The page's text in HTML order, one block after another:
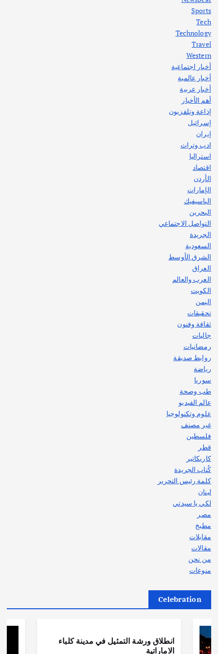
أهم الأخبار
اختتام ورشة السينوغرافيا في مدينة كلباء الاماراتية
أغسطس 3, 2026
Sports
Tech
Technology
Travel
Western
أخبار اجتماعية
أخبار عالمية
أخبار عربية
أهم الأخبار
إذاعة وتلفزيون
إسرائيل
إيران
ادب وتراث
استراليا
اقتصاد
الأردن
الإمارات
الباسيفيك
البحرين
التواصل الاجتماعي
الجريدة
السعودية
الشرق الأوسط
العراق
العرب والعالم
الكويت
اليمن
تحقيقات
ثقافة وفنون
جاليات
رمضانيات
روابط صديقة
رياضة
سوريا
طب وصحة
عالم الفيديو
علوم وتكنولوجيا
غير مصنف
فلسطين
قطر
كاريكاتير
كُتاب الجريدة
كلمة رئيس التحرير
لبنان
لكي يا سيدتي
مصر
مطبخ
مقابلات
مقالات
من نحن
منوعات
Celebration
انطلاق ورشة التمثيل في مدينة كلباء
الاماراتية